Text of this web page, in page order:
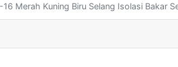
Merah Kuning Biru Selang Isolasi Bakar